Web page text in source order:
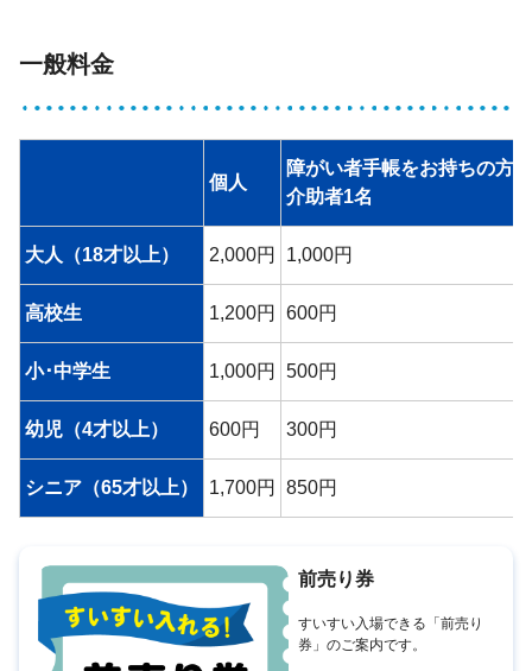
一般料金
個人
障がい者手帳をお持ちの方
介助者1名
大人（18才以上） 2,000円 1,000円
高校生 1,200円 600円
小･中学生 1,000円 500円
幼児（4才以上） 600円 300円
シニア（65才以上） 1,700円 850円
前売り券
すいすい入場できる「前売り
券」のご案内です。